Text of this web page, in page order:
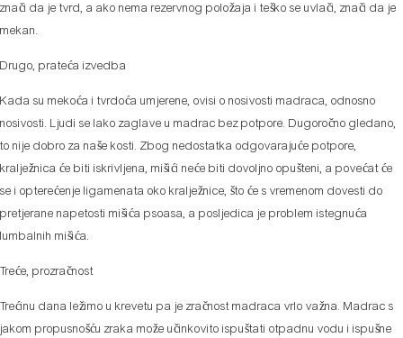
znači da je tvrd, a ako nema rezervnog položaja i teško se uvlači, znači da je
mekan.
Drugo, prateća izvedba
Kada su mekoća i tvrdoća umjerene, ovisi o nosivosti madraca, odnosno
nosivosti. Ljudi se lako zaglave u madrac bez potpore. Dugoročno gledano,
to nije dobro za naše kosti. Zbog nedostatka odgovarajuće potpore,
kralježnica će biti iskrivljena, mišići neće biti dovoljno opušteni, a povećat će
se i opterećenje ligamenata oko kralježnice, što će s vremenom dovesti do
pretjerane napetosti mišića psoasa, a posljedica je problem istegnuća
lumbalnih mišića.
Treće, prozračnost
Trećinu dana ležimo u krevetu pa je zračnost madraca vrlo važna. Madrac s
jakom propusnošću zraka može učinkovito ispuštati otpadnu vodu i ispušne